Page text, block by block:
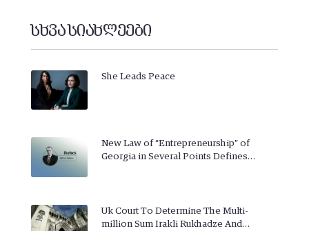
სხვა სიახლეები
She Leads Peace
New Law of “Entrepreneurship” of
Georgia in Several Points Defines…
Uk Court To Determine The Multi-
million Sum Irakli Rukhadze And…